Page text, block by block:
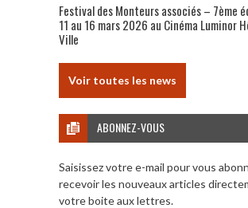
Festival des Monteurs associés – 7ème
11 au 16 mars 2026 au Cinéma Luminor
Ville
Voir toutes les news
ABONNEZ-VOUS
Saisissez votre e-mail pour vous
recevoir les nouveaux articles
votre boite aux lettres.